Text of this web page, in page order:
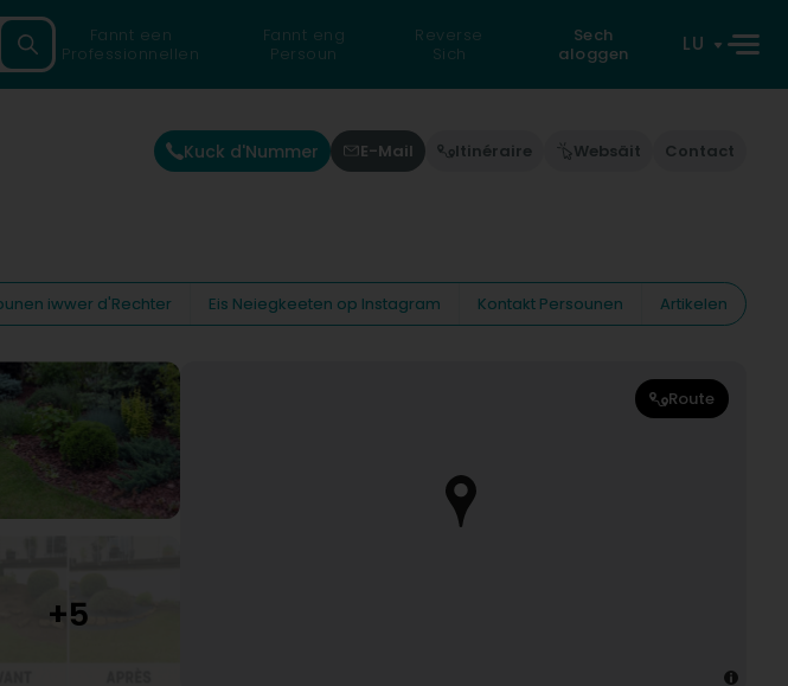
Fannt een
Professionnellen
Fannt eng
Persoun
Reverse
Sich
Sech
aloggen
LU
Kuck d'Nummer E-Mail Itinéraire Websäit Contact
iwwer d'Rechter Eis Neiegkeeten op Instagram Kontakt Persounen
Artikelen
Route